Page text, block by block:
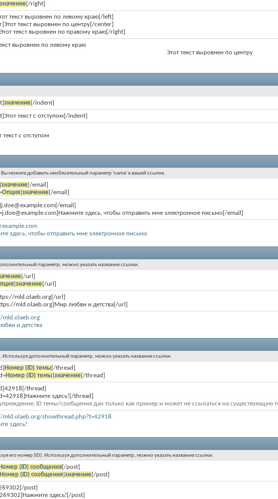
значение[/right]
текст выровнен по левому краю[/left]
текст выровнен по центру[/center]
текст выровнен по правому краю[/right]
выровнен по левому краю
Этот текст выровнен по центру
значение[/indent]
текст с отступом[/indent]
текст с отступом
можете добавить необязательный параметр 'name' к вашей ссылке.
значение[/email]
Опция]значение[/email]
email]
здесь, чтобы отправить мне электронное письмо[/email]
здесь, чтобы отправить мне электронное письмо
параметр, можно указать название ссылки.
[/url]
]значение[/url]
mld.olaeb.org[/url]
mld.olaeb.org]Мир любви и детства[/url]
mld.olaeb.org
и детства
Используя дополнительный параметр, можно указать название ссылки.
Номер (ID) темы[/thread]
Номер (ID) темы]значение[/thread]
thread]
здесь![/thread]
ID темы/сообщения дан только как пример и может не ссылаться на существующую
mld.olaeb.org/showthread.php?t=42918
здесь!
его номер (ID). Используя дополнительный параметр, можно указать название ссылки.
Номер (ID) сообщения[/post]
(ID) сообщения]значение[/post]
post]
здесь![/post]